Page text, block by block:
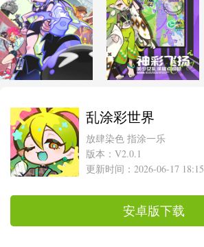
乱涂彩世界
放肆染色 指涂一乐
版本：V2.0.1
更新时间：2026-06-17 18:15
安卓版下载